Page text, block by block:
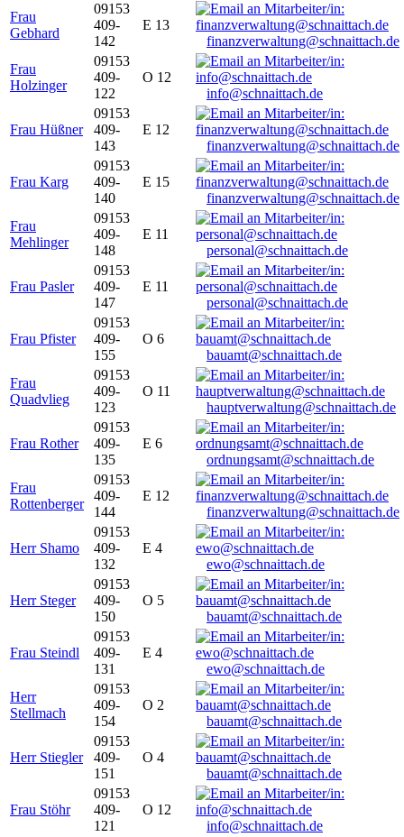
Frau
Gebhard
09153
409-
142
E 13
finanzverwaltung@schnaittach.de
Frau
Holzinger
09153
409-
122
O 12
info@schnaittach.de
Frau Hüßner
09153
409-
143
E 12
finanzverwaltung@schnaittach.de
Frau Karg
09153
409-
140
E 15
finanzverwaltung@schnaittach.de
Frau
Mehlinger
09153
409-
148
E 11
personal@schnaittach.de
Frau Pasler
09153
409-
147
E 11
personal@schnaittach.de
Frau Pfister
09153
409-
155
O 6
bauamt@schnaittach.de
Frau
Quadvlieg
09153
409-
123
O 11
hauptverwaltung@schnaittach.de
Frau Rother
09153
409-
135
E 6
ordnungsamt@schnaittach.de
Frau
Rottenberger
09153
409-
144
E 12
finanzverwaltung@schnaittach.de
Herr Shamo
09153
409-
132
E 4
ewo@schnaittach.de
Herr Steger
09153
409-
150
O 5
bauamt@schnaittach.de
Frau Steindl
09153
409-
131
E 4
ewo@schnaittach.de
Herr
Stellmach
09153
409-
154
O 2
bauamt@schnaittach.de
Herr Stiegler
09153
409-
151
O 4
bauamt@schnaittach.de
Frau Stöhr
09153
409-
121
O 12
info@schnaittach.de